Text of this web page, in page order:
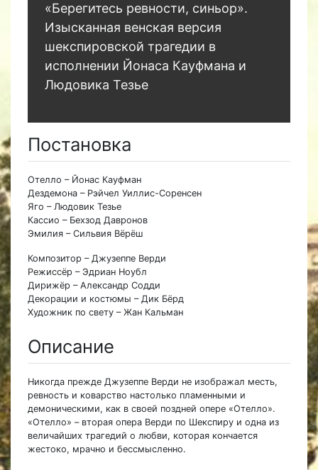
«Берегитесь ревности, синьор».
Изысканная венская версия
шекспировской трагедии в
исполнении Йонаса Кауфмана и
Людовика Тезье
Постановка
Отелло – Йонас Кауфман
Дездемона – Рэйчел Уиллис-Соренсен
Яго – Людовик Тезье
Кассио – Бехзод Давронов
Эмилия – Сильвия Вёрёш
Композитор – Джузеппе Верди
Режиссёр – Эдриан Ноубл
Дирижёр – Александр Содди
Декорации и костюмы – Дик Бёрд
Художник по свету – Жан Кальман
Описание
Никогда прежде Джузеппе Верди не изображал месть,
ревность и коварство настолько пламенными и
демоническими, как в своей поздней опере «Отелло».
«Отелло» – вторая опера Верди по Шекспиру и одна из
величайших трагедий о любви, которая кончается
жестоко, мрачно и бессмысленно.